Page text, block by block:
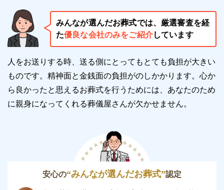
大小2つの会場があります
公益社会館 たまプラーザは大小2つの式場を完備して
そのため、少人数の「家族葬」「一日葬」「直葬・火
葬式」あるいは大人数の「一般葬」など幅広い葬儀に
対応しています。
祭壇を設置できるので、生花を使用した華やかな葬儀
椅子を参列者数に応じて調整できるので、ソーシャル
みんなが選んだお葬式では、厳選審査を経
た優良な会社のみをご紹介しています
人をお送りする時、送る側にとってもとても負担が大きい
ものです。精神面と金銭面の負担がのしかかります。 心か
ら良かったと思えるお葬式を行うためには、あなたのため
に親身になってくれる葬儀屋さんが欠かせません。
安心の“みんなが選んだお葬式”認定